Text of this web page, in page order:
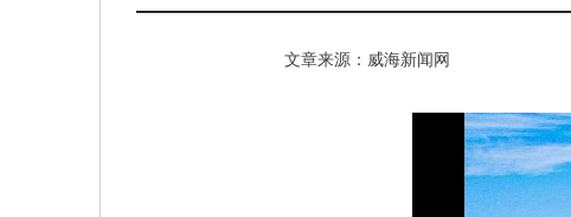
文章来源：威海新闻网